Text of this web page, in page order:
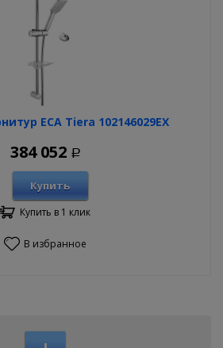
ECA Tiera 102146029EX
384 052 Р
Купить
Купить в 1 клик
В избранное